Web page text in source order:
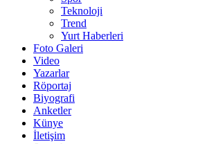
Teknoloji
Trend
Yurt Haberleri
Foto Galeri
Video
Yazarlar
Röportaj
Biyografi
Anketler
Künye
İletişim